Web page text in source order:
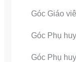
Góc Giáo
Góc Phụ
Góc Phụ